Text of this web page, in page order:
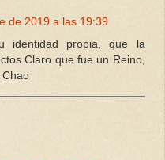
de 2019 a las 19:39
identidad propia, que la
que fue un Reino,
Chao